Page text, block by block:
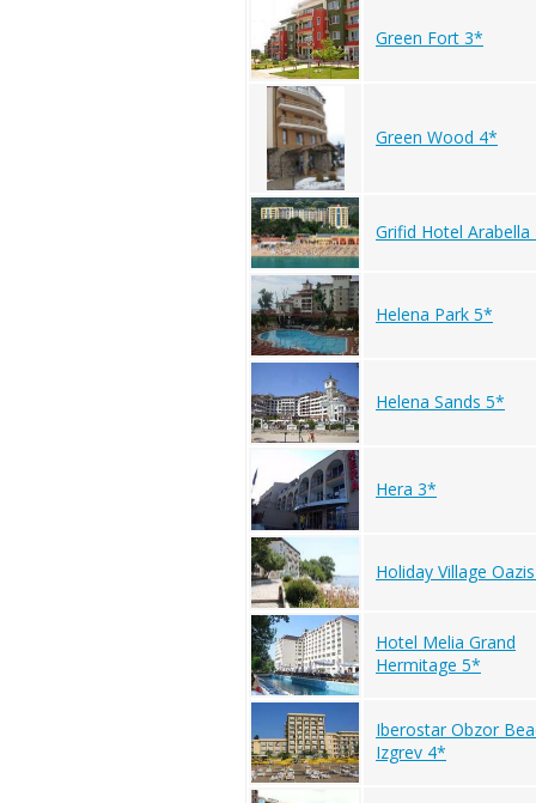
Green Fort 3*
Green Wood 4*
Grifid Hotel
Helena Park 5*
Helena Sands 5*
Hera 3*
Holiday Village
Hotel Melia Grand
Hermitage 5*
Iberostar Obzor
Izgrev 4*